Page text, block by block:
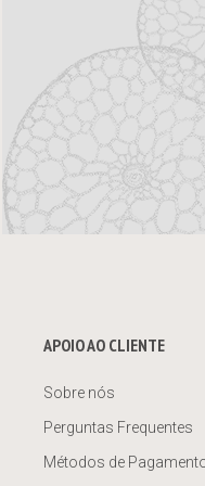
APOIO AO CLIENTE
Sobre nós
Perguntas Frequentes
Métodos de